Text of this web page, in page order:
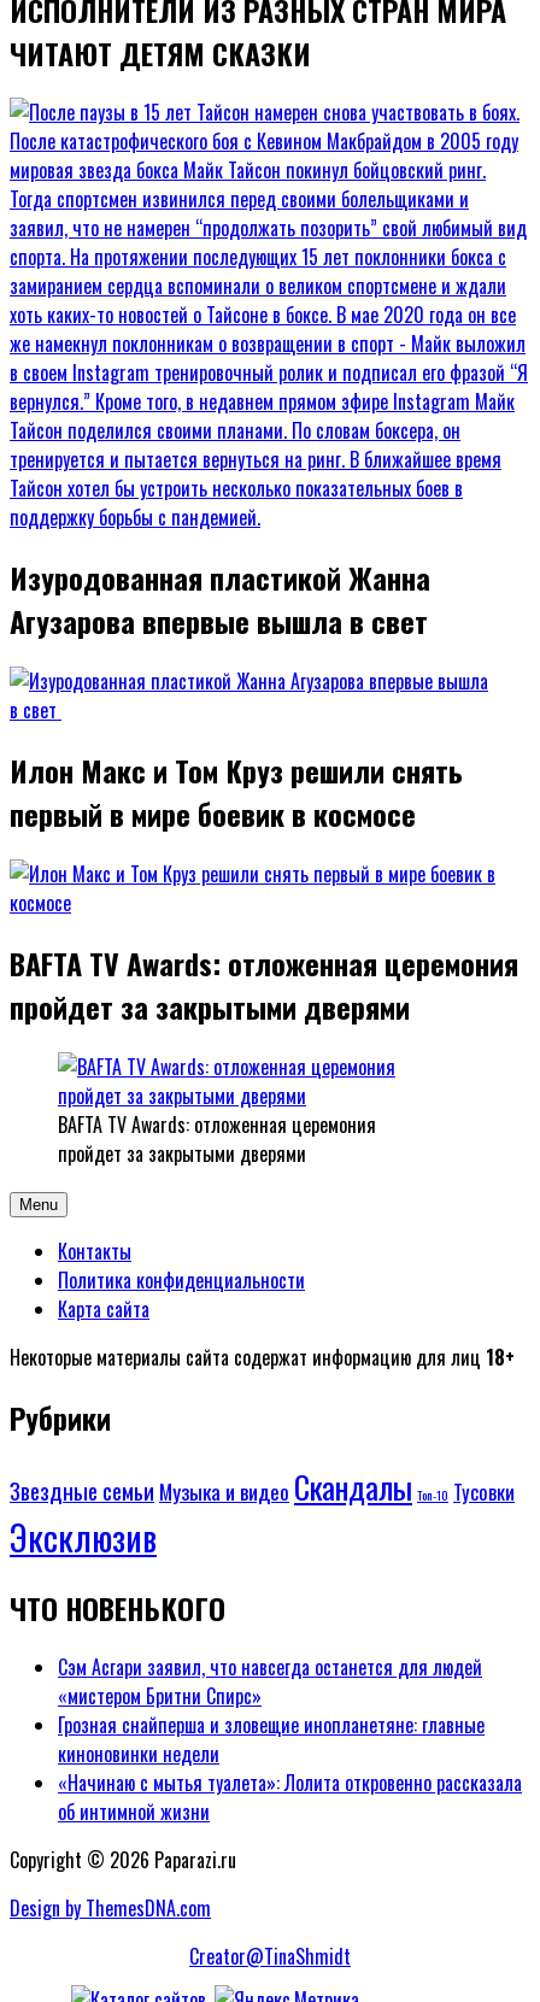
ИСПОЛНИТЕЛИ ИЗ РАЗНЫХ СТРАН МИРА
ЧИТАЮТ ДЕТЯМ СКАЗКИ
Изуродованная пластикой Жанна
Агузарова впервые вышла в свет
Илон Макс и Том Круз решили снять
первый в мире боевик в космосе
BAFTA TV Awards: отложенная церемония
пройдет за закрытыми дверями
BAFTA TV Awards: отложенная церемония
пройдет за закрытыми дверями
Menu
Контакты
Политика конфиденциальности
Карта сайта
Некоторые материалы сайта содержат информацию для лиц 18+
Рубрики
Звездные семьи Музыка и видео Скандалы Топ-10 Тусовки
Эксклюзив
ЧТО НОВЕНЬКОГО
Сэм Асгари заявил, что навсегда останется для людей
«мистером Бритни Спирс»
Грозная снайперша и зловещие инопланетяне: главные
киноновинки недели
«Начинаю с мытья туалета»: Лолита откровенно рассказала
об интимной жизни
Copyright © 2026 Paparazi.ru
Design by ThemesDNA.com
Creator@TinaShmidt